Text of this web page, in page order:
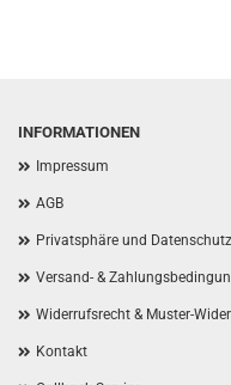
INFORMATIONEN
Impressum
AGB
Privatsphäre und Datenschutz
Versand- &
Widerrufsrecht & Muster-
Kontakt